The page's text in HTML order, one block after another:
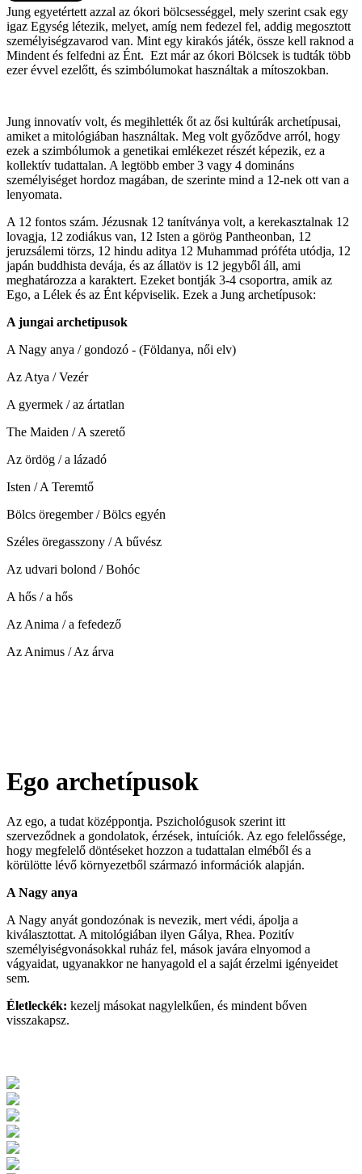
Jung egyetértett azzal az ókori bölcsességgel, mely szerint csak egy
igaz Egység létezik, melyet, amíg nem fedezel fel, addig megosztott
személyiségzavarod van. Mint egy kirakós játék, össze kell raknod a
Mindent és felfedni az Ént. Ezt már az ókori Bölcsek is tudták több
ezer évvel ezelőtt, és szimbólumokat használtak a mítoszokban.
Jung innovatív volt, és megihlették őt az ősi kultúrák archetípusai,
amiket a mitológiában használtak. Meg volt győződve arról, hogy
ezek a szimbólumok a genetikai emlékezet részét képezik, ez a
kollektív tudattalan. A legtöbb ember 3 vagy 4 domináns
személyiséget hordoz magában, de szerinte mind a 12-nek ott van a
lenyomata.
A 12 fontos szám. Jézusnak 12 tanítványa volt, a kerekasztalnak 12
lovagja, 12 zodiákus van, 12 Isten a görög Pantheonban, 12
jeruzsálemi törzs, 12 hindu aditya 12 Muhammad próféta utódja, 12
japán buddhista devája, és az állatöv is 12 jegyből áll, ami
meghatározza a karaktert. Ezeket bontják 3-4 csoportra, amik az
Ego, a Lélek és az Ént képviselik. Ezek a Jung archetípusok:
A jungai archetipusok
A Nagy anya / gondozó - (Földanya, női elv)
Az Atya / Vezér
A gyermek / az ártatlan
The Maiden / A szerető
Az ördög / a lázadó
Isten / A Teremtő
Bölcs öregember / Bölcs egyén
Széles öregasszony / A bűvész
Az udvari bolond / Bohóc
A hős / a hős
Az Anima / a fefedező
Az Animus / Az árva
Ego archetípusok
Az ego, a tudat középpontja. Pszichológusok szerint itt
szerveződnek a gondolatok, érzések, intuíciók. Az ego felelőssége,
hogy megfelelő döntéseket hozzon a tudattalan elméből és a
körülötte lévő környezetből származó információk alapján.
A Nagy anya
A Nagy anyát gondozónak is nevezik, mert védi, ápolja a
kiválasztottat. A mitológiában ilyen Gálya, Rhea. Pozitív
személyiségvonásokkal ruház fel, mások javára elnyomod a
vágyaidat, ugyanakkor ne hanyagold el a saját érzelmi igényeidet
sem.
Életleckék: kezelj másokat nagylelkűen, és mindent bőven
visszakapsz.